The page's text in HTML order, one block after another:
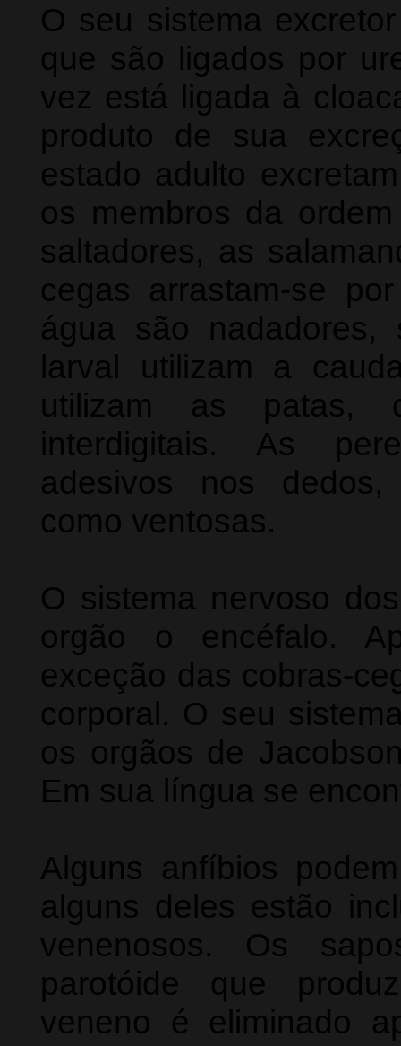
O seu sistema
que são ligados por
vez está ligada à
produto de sua
estado adulto
os membros da
saltadores, as
cegas arrastam-se
água são
larval utilizam a
utilizam as patas,
interdigitais. As
adesivos nos dedos,
como ventosas.
O sistema nervoso
orgão o encéfalo.
exceção das cobras-
corporal. O seu
os orgãos de
Em sua língua se
Alguns anfíbios
alguns deles estão
venenosos. Os
parotóide que
veneno é eliminado